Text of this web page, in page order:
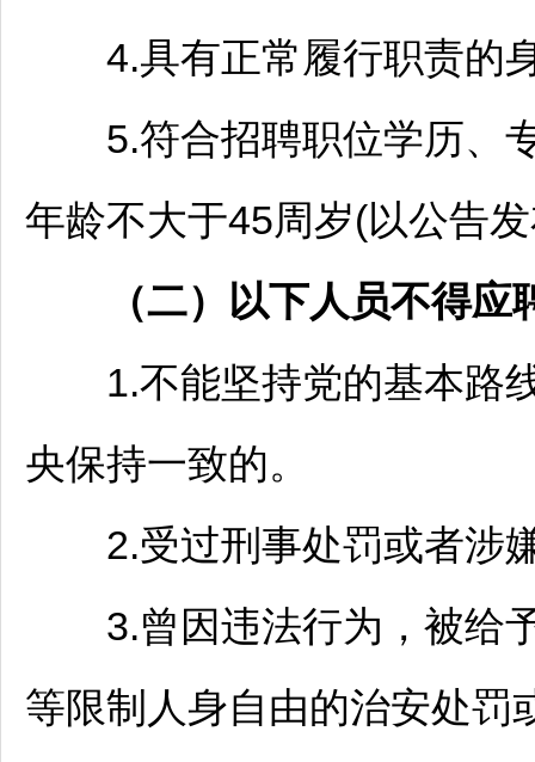
4.具有正常履行职责的
5.符合招聘职位学历、
年龄不大于45周岁(以公告
（二）以下人员不得应
1.不能坚持党的基本路线
央保持一致的。
2.受过刑事处罚或者涉
3.曾因违法行为，被给予
等限制人身自由的治安处罚